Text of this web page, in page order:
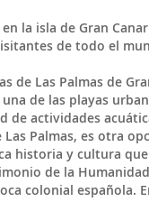
la isla de Gran
de todo el
de Las Palmas de
de las playas
actividades
Palmas, es otra
historia y cultura
de la
colonial española.